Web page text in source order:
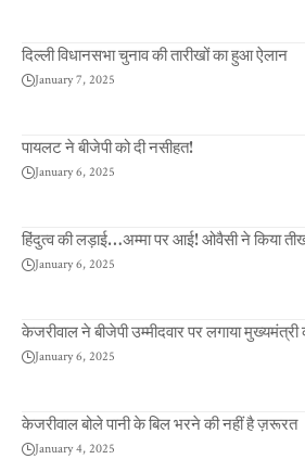
दिल्ली विधानसभा चुनाव की तारीखों का हुआ ऐलान
January 7, 2025
पायलट ने बीजेपी को दी नसीहत!
January 6, 2025
हिंदुत्व की लड़ाई…अम्मा पर आई! ओवैसी ने किया
January 6, 2025
केजरीवाल ने बीजेपी उम्मीदवार पर लगाया
January 6, 2025
केजरीवाल बोले पानी के बिल भरने की नहीं है ज़रूरत
January 4, 2025